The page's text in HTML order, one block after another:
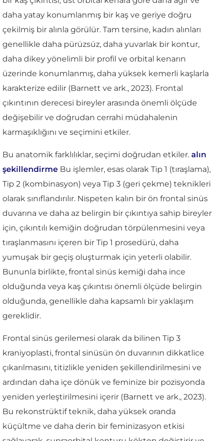
daha yatay konumlanmış bir kaş ve geriye doğru
çekilmiş bir alınla görülür. Tam tersine, kadın alınları
genellikle daha pürüzsüz, daha yuvarlak bir kontur,
daha dikey yönelimli bir profil ve orbital kenarın
üzerinde konumlanmış, daha yüksek kemerli kaşlarla
karakterize edilir (Barnett ve ark., 2023). Frontal
çıkıntının derecesi bireyler arasında önemli ölçüde
değişebilir ve doğrudan cerrahi müdahalenin
karmaşıklığını ve seçimini etkiler.
Bu anatomik farklılıklar, seçimi doğrudan etkiler. alın
şekillendirme Bu işlemler, esas olarak Tip 1 (tıraşlama),
Tip 2 (kombinasyon) veya Tip 3 (geri çekme) teknikleri
olarak sınıflandırılır. Nispeten kalın bir ön frontal sinüs
duvarına ve daha az belirgin bir çıkıntıya sahip bireyler
için, çıkıntılı kemiğin doğrudan törpülenmesini veya
tıraşlanmasını içeren bir Tip 1 prosedürü, daha
yumuşak bir geçiş oluşturmak için yeterli olabilir.
Bununla birlikte, frontal sinüs kemiği daha ince
olduğunda veya kaş çıkıntısı önemli ölçüde belirgin
olduğunda, genellikle daha kapsamlı bir yaklaşım
gereklidir.
Frontal sinüs gerilemesi olarak da bilinen Tip 3
kraniyoplasti, frontal sinüsün ön duvarının dikkatlice
çıkarılmasını, titizlikle yeniden şekillendirilmesini ve
ardından daha içe dönük ve feminize bir pozisyonda
yeniden yerleştirilmesini içerir (Barnett ve ark., 2023).
Bu rekonstrüktif teknik, daha yüksek oranda
küçültme ve daha derin bir feminizasyon etkisi